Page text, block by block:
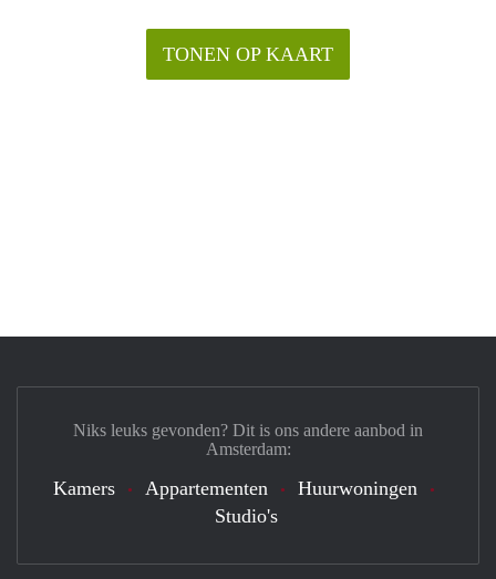
TONEN OP KAART
Niks leuks gevonden? Dit is ons andere aanbod in
Amsterdam:
Kamers Appartementen
Huurwoningen
Studio's